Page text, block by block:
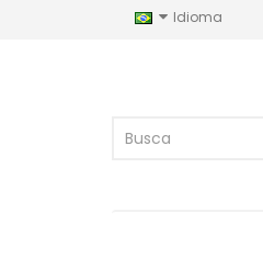
Idioma